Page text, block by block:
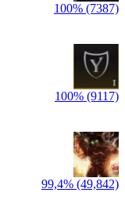
100% (7387)
100% (9117)
99,4% (49,842)